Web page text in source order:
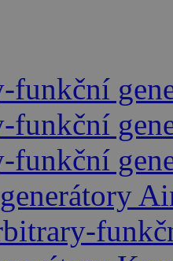
funkční
funkční
funkční